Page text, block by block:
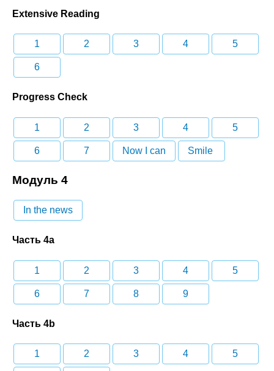
Extensive Reading
1 2 3 4 5
6
Progress Check
1 2 3 4 5
6 7 Now I can Smile
Модуль 4
In the news
Часть 4a
1 2 3 4 5
6 7 8 9
Часть 4b
1 2 3 4 5